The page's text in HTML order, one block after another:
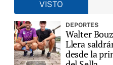
VISTO
DEPORTES
Walter
Llera
desde la